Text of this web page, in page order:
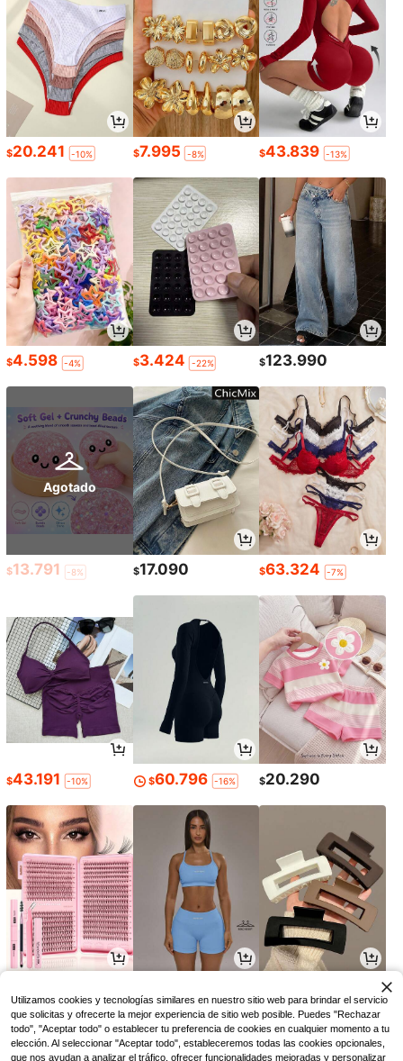
$20.241 -10% $7.995 -8% $43.839 -13%
$4.598 -4% $3.424 -22% $123.990
Agotado
$13.791 -8% $17.090 $63.324 -7%
$43.191 -10% $60.796 -16% $20.290
Utilizamos cookies y tecnologías similares en nuestro sitio web para brindar el servicio
que solicitas y ofrecerte la mejor experiencia de sitio web posible. Puedes "Rechazar
todo", "Aceptar todo" o establecer tu preferencia de cookies en cualquier momento a tu
elección. Al seleccionar "Aceptar todo", estableceremos todas las cookies opcionales,
que nos ayudan a analizar el tráfico, ofrecer funcionalidades mejoradas y personalizar